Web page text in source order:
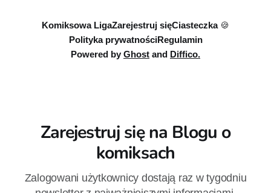
kosmos", „Rio Klawo", „Binio
Komiksowa LigaZarejestruj sięCiasteczka 🍪
Polityka prywatnościRegulamin
Powered by Ghost and Diffico.
Zarejestruj się na Blogu o
komiksach
Zalogowani użytkownicy dostają raz w tygodniu